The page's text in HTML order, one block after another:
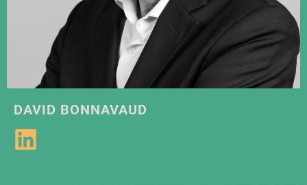
DAVID BONNAVAUD